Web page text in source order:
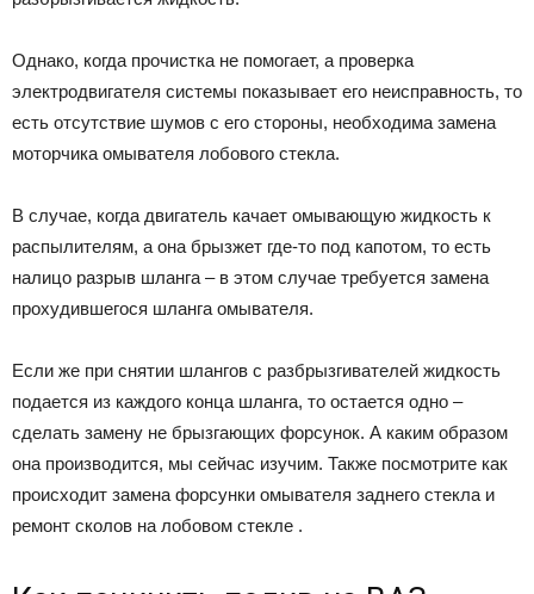
Однако, когда прочистка не помогает, а проверка
электродвигателя системы показывает его неисправность, то
есть отсутствие шумов с его стороны, необходима замена
моторчика омывателя лобового стекла.
В случае, когда двигатель качает омывающую жидкость к
распылителям, а она брызжет где-то под капотом, то есть
налицо разрыв шланга – в этом случае требуется замена
прохудившегося шланга омывателя.
Если же при снятии шлангов с разбрызгивателей жидкость
подается из каждого конца шланга, то остается одно –
сделать замену не брызгающих форсунок. А каким образом
она производится, мы сейчас изучим. Также посмотрите как
происходит замена форсунки омывателя заднего стекла и
ремонт сколов на лобовом стекле .